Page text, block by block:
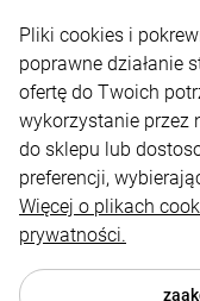
Pliki cookies i
poprawne działanie
ofertę do Twoich
wykorzystanie przez
do sklepu lub
preferencji,
Więcej o plikach
prywatności.